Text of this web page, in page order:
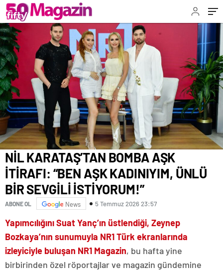
İSTİYORUM!”
NİL KARATAŞ’TAN BOMBA AŞK
İTİRAFI: “BEN AŞK KADINIYIM, ÜNLÜ
BİR SEVGİLİ İSTİYORUM!”
ABONE OL News 5 Temmuz 2026 23:57
Yapımcılığını Suat Yanç’ın üstlendiği, Zeynep
Bozkaya’nın sunumuyla NR1 Türk ekranlarında
izleyiciyle buluşan NR1 Magazin, bu hafta yine
birbirinden özel röportajlar ve magazin gündemine